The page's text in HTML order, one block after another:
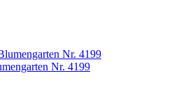
Nr. 4199